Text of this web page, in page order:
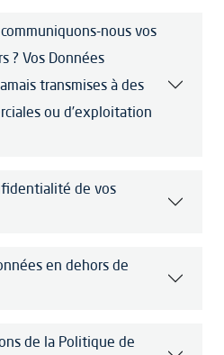
nous vos
? Vos Données
transmises à des
ou d’exploitation
de vos
en dehors de
de la Politique de